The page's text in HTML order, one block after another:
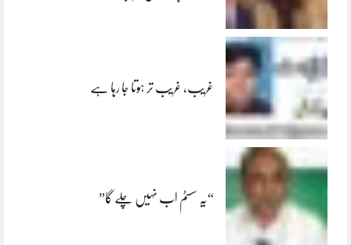
غریب، غریب تر ہوتا جا رہا ہے
“یہ سسٹم اب نہیں چلے گا”